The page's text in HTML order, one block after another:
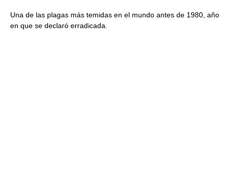
Una de las plagas más temidas en el mundo antes de 1980, año
en que se declaró erradicada.